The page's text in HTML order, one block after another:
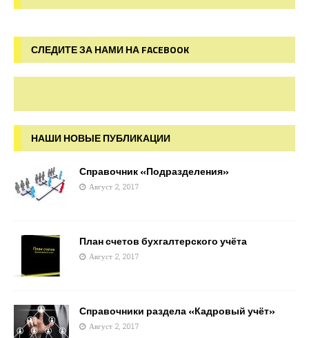
СЛЕДИТЕ ЗА НАМИ НА FACEBOOK
НАШИ НОВЫЕ ПУБЛИКАЦИИ
Справочник «Подразделения»
Август 2, 2017
План счетов бухгалтерского учёта
Август 2, 2017
Справочники раздела «Кадровый учёт»
Август 2, 2017